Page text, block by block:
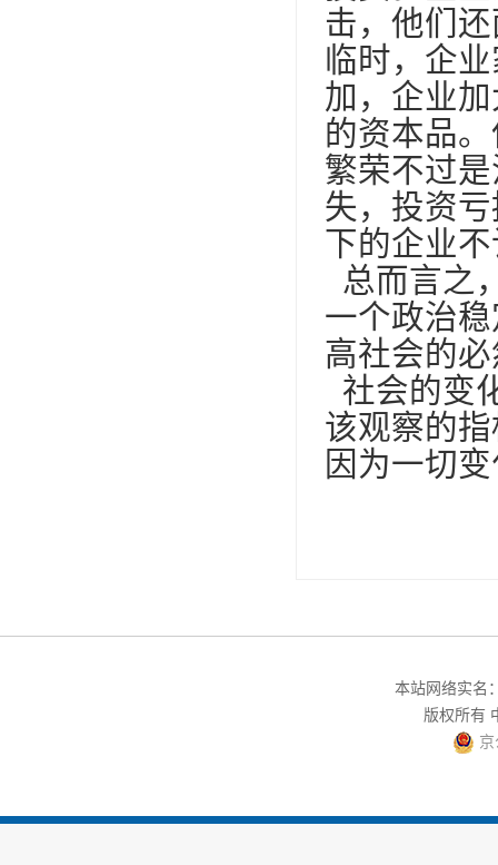
击，他们
临时，企
加，企业
的资本品
繁荣不过
失，投资
下的企业
总而言之
一个政治
高社会的
社会的变
该观察的
因为一切
本站网络实名
版权所有
京